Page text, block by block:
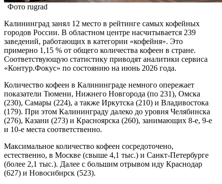
Фото rugrad
Калининград занял 12 место в рейтинге самых кофейных
городов России. В областном центре насчитывается 239
заведений, работающих в категории «кофейня». Это
примерно 1,15 % от общего количества кофеен в стране.
Соответствующую статистику приводят аналитики сервиса
«Контур.Фокус» по состоянию на июнь 2026 года.
Количество кофеен в Калининграде немного опережает
показатели Тюмени, Нижнего Новгорода (по 231), Омска
(230), Самары (224), а также Иркутска (210) и Владивостока
(179). При этом Калининграду далеко до уровня Челябинска
(276), Казани (273) и Красноярска (260), занимающих 8-е, 9-е
и 10-е места соответственно.
Максимальное количество кофеен сосредоточено,
естественно, в Москве (свыше 4,1 тыс.) и Санкт-Петербурге
(более 2,1 тыс.). Далее с большим отрывом иду Краснодар
(627) и Новосибирск (523).